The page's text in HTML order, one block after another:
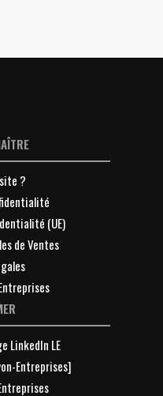
?
(UE)
de Ventes
LinkedIn LE
Entreprises]